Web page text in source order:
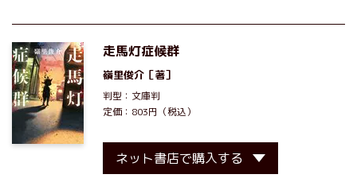
走馬灯症候群
嶺里俊介 ［著］
判型：文庫判
定価：803円（税込）
ネット書店で購入する